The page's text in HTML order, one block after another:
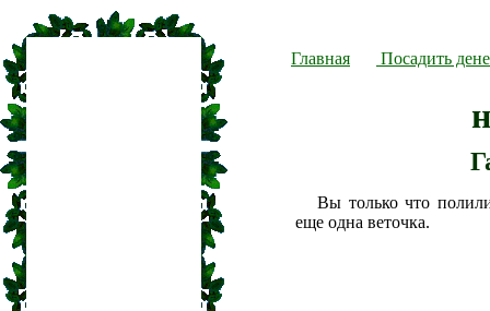
Главная Посадить
Вы только что
еще одна веточка.